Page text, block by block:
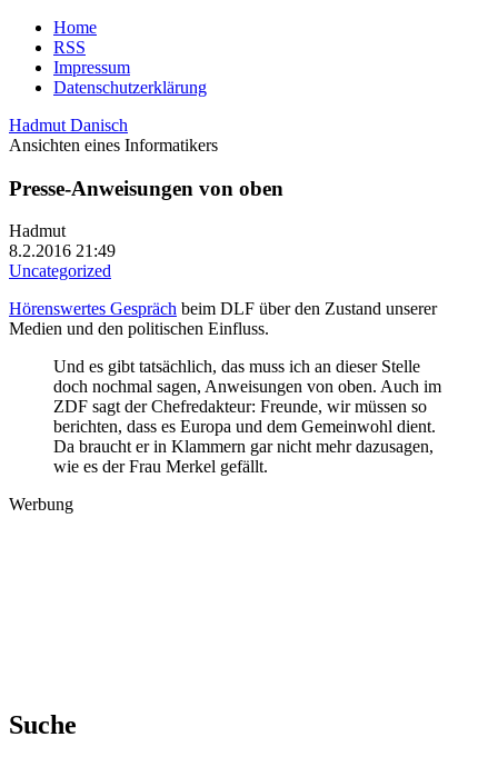
Home
RSS
Impressum
Datenschutzerklärung
Hadmut Danisch
Ansichten eines Informatikers
Presse-Anweisungen von oben
Hadmut
8.2.2016 21:49
Uncategorized
Hörenswertes Gespräch beim DLF über den Zustand unserer
Medien und den politischen Einfluss.
Und es gibt tatsächlich, das muss ich an dieser Stelle
doch nochmal sagen, Anweisungen von oben. Auch im
ZDF sagt der Chefredakteur: Freunde, wir müssen so
berichten, dass es Europa und dem Gemeinwohl dient.
Da braucht er in Klammern gar nicht mehr dazusagen,
wie es der Frau Merkel gefällt.
Werbung
Suche